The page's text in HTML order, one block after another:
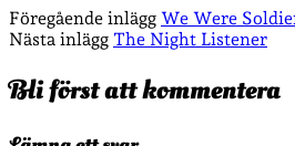
Föregående inlägg We Were
Nästa inlägg The Night Listener
Bli först att kommentera